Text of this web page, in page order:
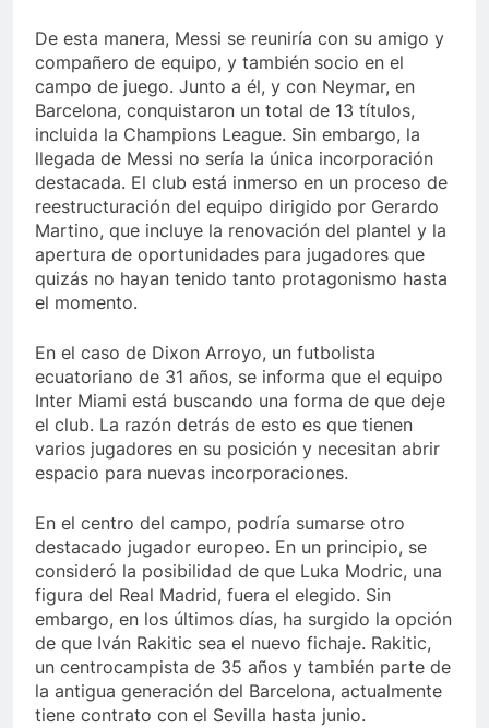
De esta manera, Messi se reuniría con su amigo y
compañero de equipo, y también socio en el
campo de juego. Junto a él, y con Neymar, en
Barcelona, conquistaron un total de 13 títulos,
incluida la Champions League. Sin embargo, la
llegada de Messi no sería la única incorporación
destacada. El club está inmerso en un proceso de
reestructuración del equipo dirigido por Gerardo
Martino, que incluye la renovación del plantel y la
apertura de oportunidades para jugadores que
quizás no hayan tenido tanto protagonismo hasta
el momento.
En el caso de Dixon Arroyo, un futbolista
ecuatoriano de 31 años, se informa que el equipo
Inter Miami está buscando una forma de que deje
el club. La razón detrás de esto es que tienen
varios jugadores en su posición y necesitan abrir
espacio para nuevas incorporaciones.
En el centro del campo, podría sumarse otro
destacado jugador europeo. En un principio, se
consideró la posibilidad de que Luka Modric, una
figura del Real Madrid, fuera el elegido. Sin
embargo, en los últimos días, ha surgido la opción
de que Iván Rakitic sea el nuevo fichaje. Rakitic,
un centrocampista de 35 años y también parte de
la antigua generación del Barcelona, actualmente
tiene contrato con el Sevilla hasta junio.